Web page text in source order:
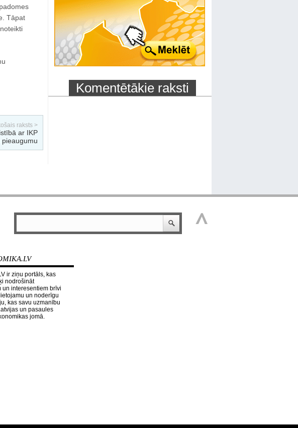
Tāpat
raksts >
ar IKP
Komentētākie raksti
ir ziņu portāls, kas
nodrošināt
un interesentiem brīvi
un noderīgu
kas savu uzmanību
un pasaules
jomā.